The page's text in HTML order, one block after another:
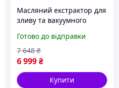
Масляний екстрактор для
зливу та вакуумного
мірною колбою Kraft Dele
KD10520, 80 л.
Готово до відправки
6 999₴
7 648 ₴
Купити